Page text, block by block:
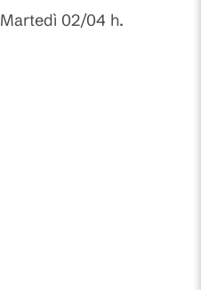
Martedì 02/04 h.